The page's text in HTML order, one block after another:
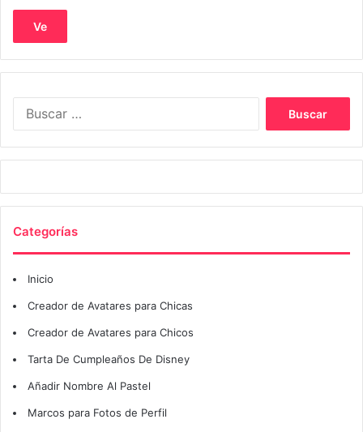
Ve
Categorías
Inicio
Creador de Avatares para Chicas
Creador de Avatares para Chicos
Tarta De Cumpleaños De Disney
Añadir Nombre Al Pastel
Marcos para Fotos de Perfil